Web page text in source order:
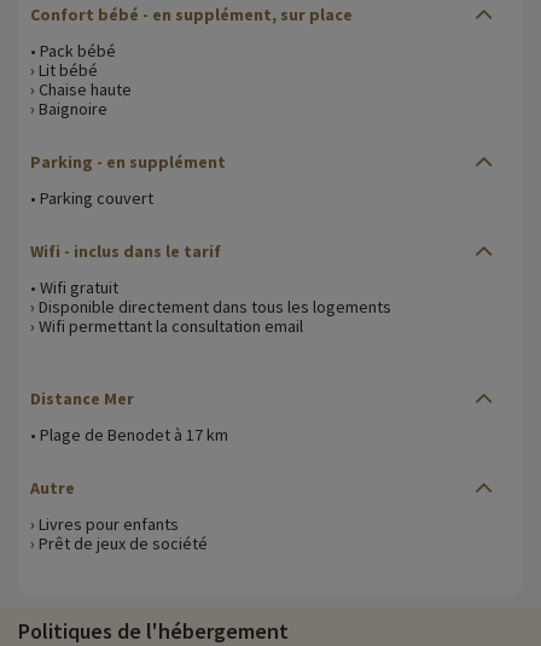
Confort bébé - en supplément, sur place
• Pack bébé
› Lit bébé
› Chaise haute
› Baignoire
Parking - en supplément
• Parking couvert
Wifi - inclus dans le tarif
• Wifi gratuit
› Disponible directement dans tous les logements
› Wifi permettant la consultation email
Distance Mer
• Plage de Benodet à 17 km
Autre
› Livres pour enfants
› Prêt de jeux de société
Politiques de l'hébergement